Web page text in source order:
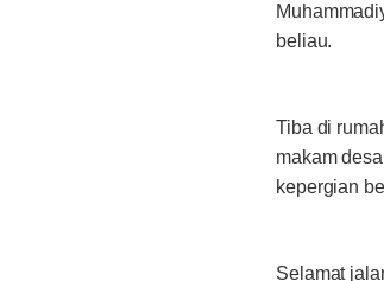
beliau.
Tiba di
makam
kepergian
Selamat